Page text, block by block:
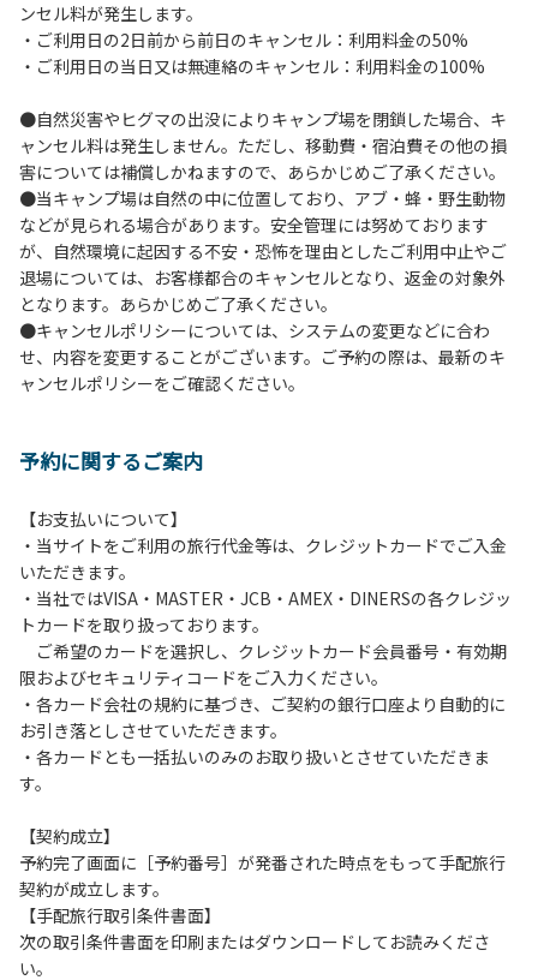
な行為はお止めください。
６.芝生や地面での直火による焚き火、BBQ、キャンプファ
イヤーは禁止します。
台の利用後は炭の鎮火の確認をお願いいたします。
８.バンガローの芝生にはテントは張らないでください。（タ
ープは１つまで可）
９.各自で出されましたゴミは全てお持ち帰りください。（使
用済みの炭は専用の捨て場に捨てられます。）
10.施設内および駐車場などで起きた金品等の盗難、ご利用
者間でのトラブルで生じた損害に対しては、一切の責任を負
いかねます。
11.施設の利用については管理人の指示に従ってください。従
わない場合は退場していただき、今後の利用をお断りする場
合があります。
ンセル料が発生します。
・ご利用日の2日前から前日のキャンセル：利用料金の50%
・ご利用日の当日又は無連絡のキャンセル：利用料金の100%
●自然災害やヒグマの出没によりキャンプ場を閉鎖した場合、キ
ャンセル料は発生しません。ただし、移動費・宿泊費その他の損
害については補償しかねますので、あらかじめご了承ください。
●当キャンプ場は自然の中に位置しており、アブ・蜂・野生動物
などが見られる場合があります。安全管理には努めております
が、自然環境に起因する不安・恐怖を理由としたご利用中止やご
退場については、お客様都合のキャンセルとなり、返金の対象外
となります。あらかじめご了承ください。
●キャンセルポリシーについては、システムの変更などに合わ
せ、内容を変更することがございます。ご予約の際は、最新のキ
ャンセルポリシーをご確認ください。
予約に関するご案内
【お支払いについて】
・当サイトをご利用の旅行代金等は、クレジットカードでご入金
いただきます。
・当社ではVISA・MASTER・JCB・AMEX・DINERSの各クレジッ
トカードを取り扱っております。
ご希望のカードを選択し、クレジットカード会員番号・有効期
限およびセキュリティコードをご入力ください。
・各カード会社の規約に基づき、ご契約の銀行口座より自動的に
お引き落としさせていただきます。
・各カードとも一括払いのみのお取り扱いとさせていただきま
す。
【契約成立】
予約完了画面に［予約番号］が発番された時点をもって手配旅行
契約が成立します。
【手配旅行取引条件書面】
次の取引条件書面を印刷またはダウンロードしてお読みくださ
い。